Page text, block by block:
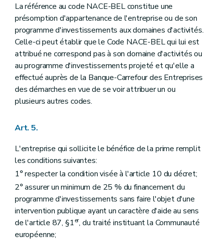
La référence au code NACE-BEL constitue une
présomption d'appartenance de l'entreprise ou de son
programme d'investissements aux domaines d'activités.
Celle-ci peut établir que le Code NACE-BEL qui lui est
attribué ne correspond pas à son domaine d'activités ou
au programme d'investissements projeté et qu'elle a
effectué auprès de la Banque-Carrefour des Entreprises
des démarches en vue de se voir attribuer un ou
plusieurs autres codes.
Art. 5.
L'entreprise qui sollicite le bénéfice de la prime remplit
les conditions suivantes:
1° respecter la condition visée à l'article 10 du décret;
2° assurer un minimum de 25 % du financement du
programme d'investissements sans faire l'objet d'une
intervention publique ayant un caractère d'aide au sens
de l'article 87, §1er, du traité instituant la Communauté
européenne;